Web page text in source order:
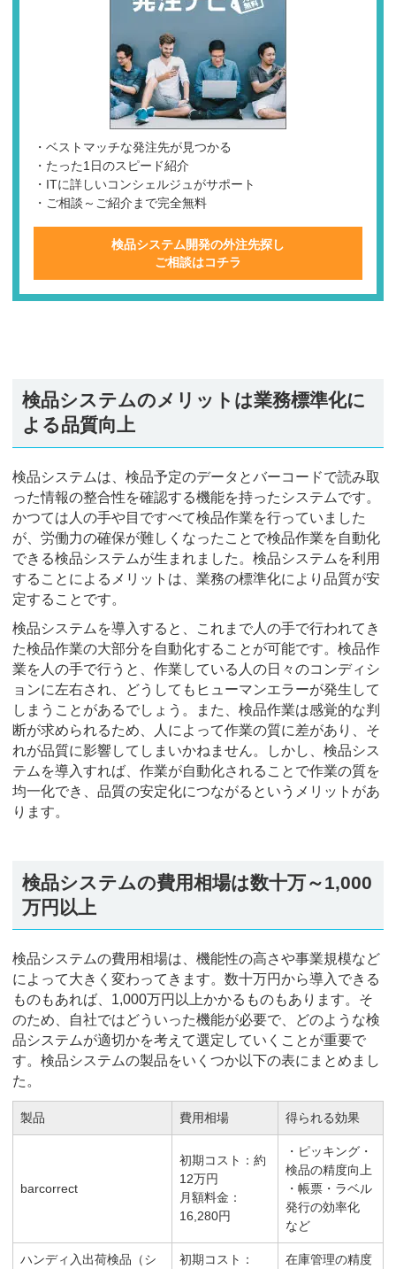
・ベストマッチな発注先が見つかる
・たった1日のスピード紹介
・ITに詳しいコンシェルジュがサポート
・ご相談～ご紹介まで完全無料
検品システム開発の外注先探し
ご相談はコチラ
検品システムのメリットは業務標準化に
よる品質向上
検品システムは、検品予定のデータとバーコードで読み取
った情報の整合性を確認する機能を持ったシステムです。
かつては人の手や目ですべて検品作業を行っていました
が、労働力の確保が難しくなったことで検品作業を自動化
できる検品システムが生まれました。検品システムを利用
することによるメリットは、業務の標準化により品質が安
定することです。
検品システムを導入すると、これまで人の手で行われてき
た検品作業の大部分を自動化することが可能です。検品作
業を人の手で行うと、作業している人の日々のコンディシ
ョンに左右され、どうしてもヒューマンエラーが発生して
しまうことがあるでしょう。また、検品作業は感覚的な判
断が求められるため、人によって作業の質に差があり、そ
れが品質に影響してしまいかねません。しかし、検品シス
テムを導入すれば、作業が自動化されることで作業の質を
均一化でき、品質の安定化につながるというメリットがあ
ります。
検品システムの費用相場は数十万～1,000
万円以上
検品システムの費用相場は、機能性の高さや事業規模など
によって大きく変わってきます。数十万円から導入できる
ものもあれば、1,000万円以上かかるものもあります。そ
のため、自社ではどういった機能が必要で、どのような検
品システムが適切かを考えて選定していくことが重要で
す。検品システムの製品をいくつか以下の表にまとめまし
た。
製品 費用相場 得られる効果
barcorrect
初期コスト：約
12万円
月額料金：
16,280円
・ピッキング・
検品の精度向上
・帳票・ラベル
発行の効率化
など
ハンディ入出荷検品（シ
初期コスト：
在庫管理の精度